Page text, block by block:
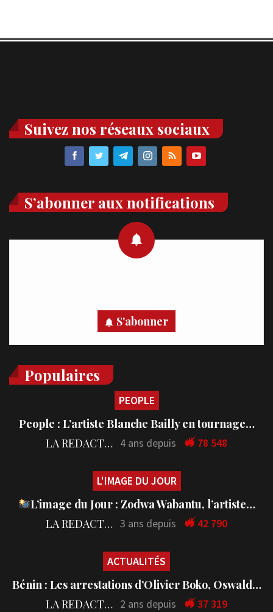
Suivez nos réseaux sociaux
S’abonner aux notifications
S'abonner
Populaires
PEOPLE
People : L’artiste Blanche Bailly en tournage…
LA REDACTION 4 ans depuis 78 548
L'IMAGE DU JOUR
L’image du Jour : Zodwa Wabantu, l’artiste…
LA REDACTION 3 ans depuis 42 790
ACTUALITÉS
Bénin : Les arrestations d’Olivier Boko, Oswald…
LA REDACTION 2 ans depuis 37 319